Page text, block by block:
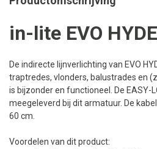
in-lite EVO
De indirecte lijnverlichting van EVO
traptredes, vlonders, balustrades en
is bijzonder en functioneel. De EASY-
meegeleverd bij dit armatuur. De
60 cm.
Voordelen van dit product: